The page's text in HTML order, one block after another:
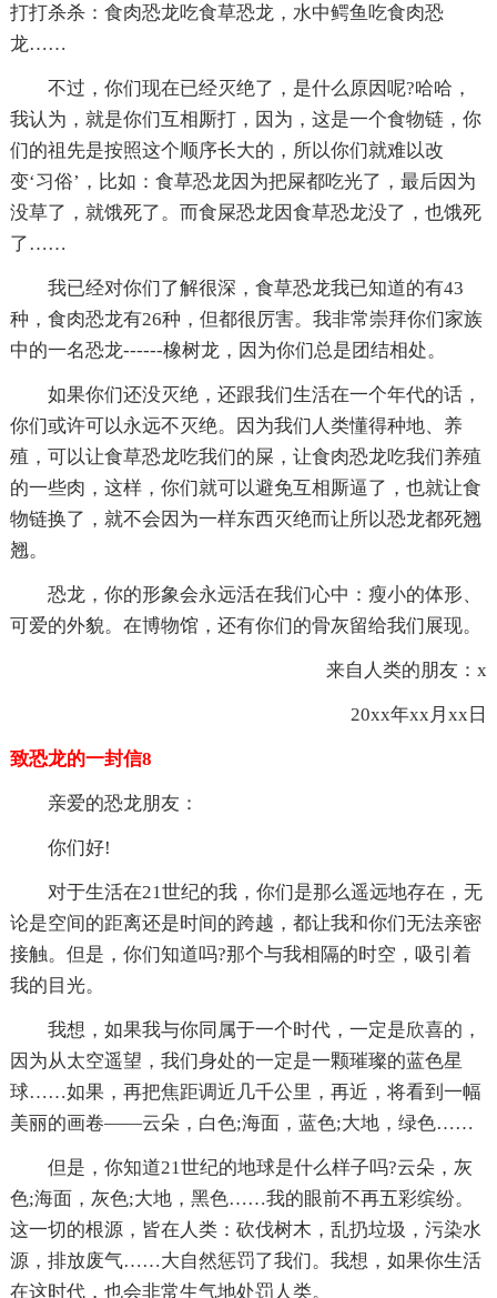
打打杀杀：食肉恐龙吃食草恐龙，水中鳄鱼吃食肉恐
龙……
不过，你们现在已经灭绝了，是什么原因呢?哈哈，
我认为，就是你们互相厮打，因为，这是一个食物链，你
们的祖先是按照这个顺序长大的，所以你们就难以改
变‘习俗’，比如：食草恐龙因为把屎都吃光了，最后因为
没草了，就饿死了。而食屎恐龙因食草恐龙没了，也饿死
了……
我已经对你们了解很深，食草恐龙我已知道的有43
种，食肉恐龙有26种，但都很厉害。我非常崇拜你们家族
中的一名恐龙------橡树龙，因为你们总是团结相处。
如果你们还没灭绝，还跟我们生活在一个年代的话，
你们或许可以永远不灭绝。因为我们人类懂得种地、养
殖，可以让食草恐龙吃我们的屎，让食肉恐龙吃我们养殖
的一些肉，这样，你们就可以避免互相厮逼了，也就让食
物链换了，就不会因为一样东西灭绝而让所以恐龙都死翘
翘。
恐龙，你的形象会永远活在我们心中：瘦小的体形、
可爱的外貌。在博物馆，还有你们的骨灰留给我们展现。
来自人类的朋友：x
20xx年xx月xx日
致恐龙的一封信8
亲爱的恐龙朋友：
你们好!
对于生活在21世纪的我，你们是那么遥远地存在，无
论是空间的距离还是时间的跨越，都让我和你们无法亲密
接触。但是，你们知道吗?那个与我相隔的时空，吸引着
我的目光。
我想，如果我与你同属于一个时代，一定是欣喜的，
因为从太空遥望，我们身处的一定是一颗璀璨的蓝色星
球……如果，再把焦距调近几千公里，再近，将看到一幅
美丽的画卷——云朵，白色;海面，蓝色;大地，绿色……
但是，你知道21世纪的地球是什么样子吗?云朵，灰
色;海面，灰色;大地，黑色……我的眼前不再五彩缤纷。
这一切的根源，皆在人类：砍伐树木，乱扔垃圾，污染水
源，排放废气……大自然惩罚了我们。我想，如果你生活
在这时代，也会非常生气地处罚人类。